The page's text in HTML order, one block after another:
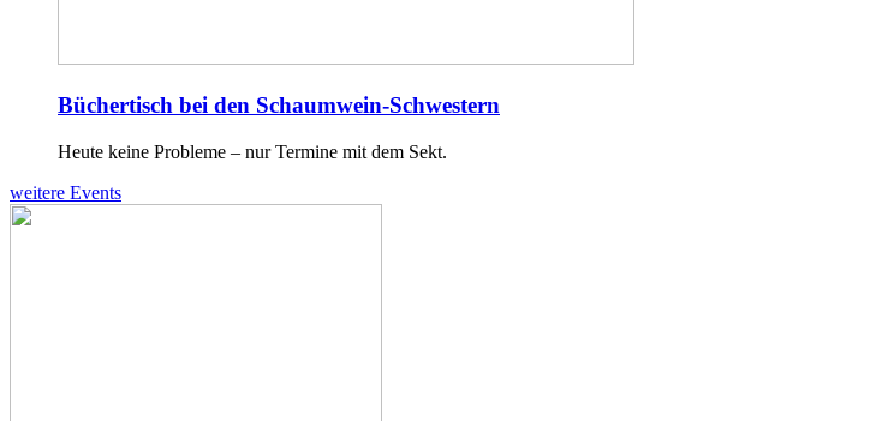
Büchertisch bei den Schaumwein-Schwestern
Heute keine Probleme – nur Termine mit dem Sekt.
weitere Events